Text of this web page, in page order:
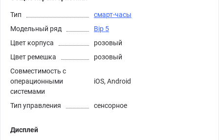
Тип
смарт-часы
Модельный ряд
Bip 5
Цвет корпуса
розовый
Цвет ремешка
розовый
Совместимость с
операционными
системами
iOS, Android
Тип управления сенсорное
Дисплей